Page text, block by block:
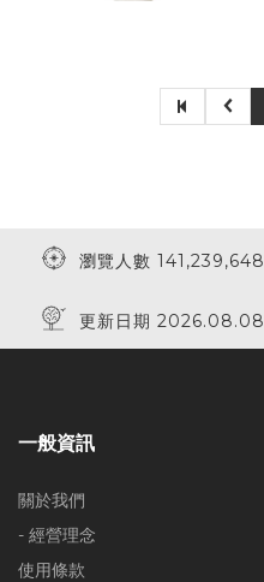
瀏覽人數 141,239,648
更新日期 2026.08.08
一般資訊
關於我們
- 經營理念
使用條款